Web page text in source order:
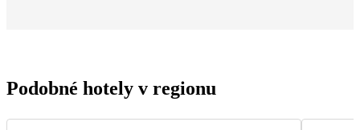
Podobné hotely v regionu